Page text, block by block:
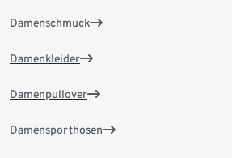
Damenschmuck
Damenkleider
Damenpullover
Damensporthosen